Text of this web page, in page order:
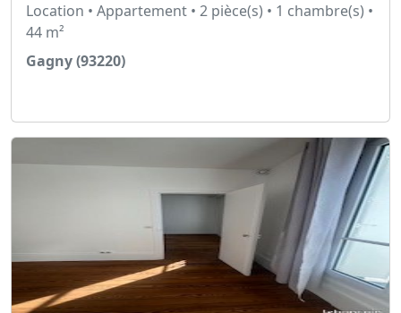
Location • Appartement • 2 pièce(s) • 1 chambre(s) •
44 m²
Gagny (93220)